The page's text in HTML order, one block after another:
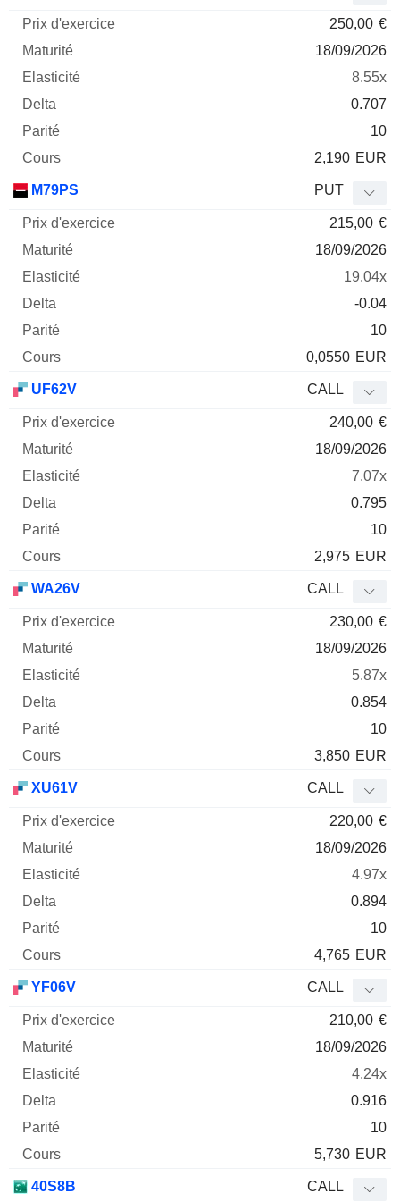
250,00 €
18/09/2026
8.55x
0.707
10
2,190 EUR
M79PS PUT
215,00 €
18/09/2026
19.04x
-0.04
10
0,0550 EUR
UF62V CALL
240,00 €
18/09/2026
7.07x
0.795
10
2,975 EUR
WA26V CALL
230,00 €
18/09/2026
5.87x
0.854
10
3,850 EUR
XU61V CALL
220,00 €
18/09/2026
4.97x
0.894
10
4,765 EUR
YF06V CALL
210,00 €
18/09/2026
4.24x
0.916
10
5,730 EUR
40S8B CALL